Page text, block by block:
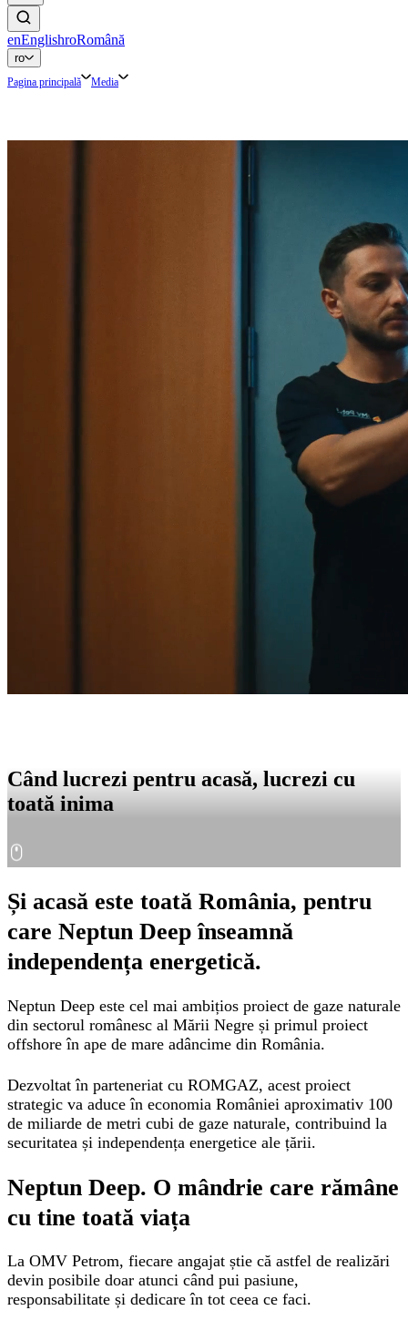
enEnglishroRomână
ro
Pagina principală Media
Când lucrezi pentru acasă, lucrezi cu
toată inima
Și acasă este toată România, pentru
care Neptun Deep înseamnă
independența energetică.
Neptun Deep este cel mai ambițios proiect de gaze naturale
din sectorul românesc al Mării Negre și primul proiect
offshore în ape de mare adâncime din România.
Dezvoltat în parteneriat cu ROMGAZ, acest proiect
strategic va aduce în economia României aproximativ 100
de miliarde de metri cubi de gaze naturale, contribuind la
securitatea și independența energetice ale țării.
Neptun Deep. O mândrie care rămâne
cu tine toată viața
La OMV Petrom, fiecare angajat știe că astfel de realizări
devin posibile doar atunci când pui pasiune,
responsabilitate și dedicare în tot ceea ce faci.